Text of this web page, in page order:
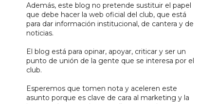
Además, este blog no pretende sustituir el papel
que debe hacer la web oficial del club, que está
para dar información institucional, de cantera y de
noticias.
El blog está para opinar, apoyar, criticar y ser un
punto de unión de la gente que se interesa por el
club.
Esperemos que tomen nota y aceleren este
asunto porque es clave de cara al marketing y la